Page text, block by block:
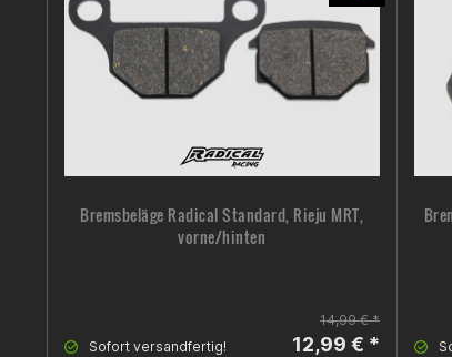
Bremsbeläge Radical Standard, Rieju MRT,
vorne/hinten
Sofort versandfertig!
14,99 € *
12,99 € *